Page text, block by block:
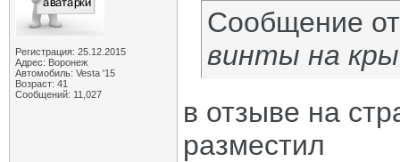
Регистрация: 25.12.2015
Адрес: Воронеж
Автомобиль: Vesta '15
Возраст: 41
Сообщений: 11,027
Сообщение
винты на
в отзыве на
разместил